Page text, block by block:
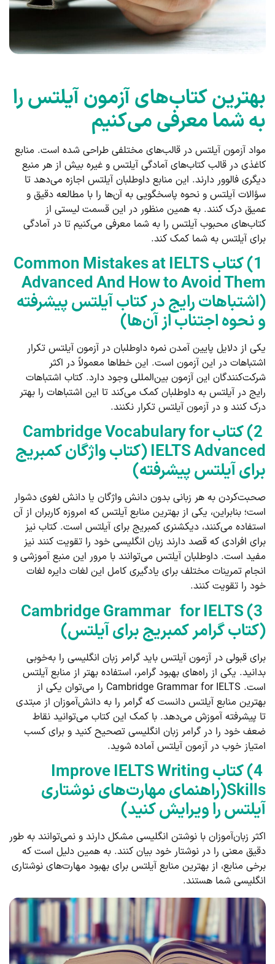
بهترین کتاب‌های آزمون آیلتس را
به شما معرفی می‌کنیم
مواد آزمون آیلتس در قالب‌های مختلفی طراحی شده است. منابع
کاغذی در قالب کتاب‌های آمادگی آیلتس و غیره بیش از هر منبع
دیگری فالوور دارند. این منابع داوطلبان آیلتس اجازه می‌دهد تا
سؤالات آیلتس و نحوه پاسخگویی به آن‌ها را با مطالعه دقیق و
عمیق درک کنند. به همین منظور در این قسمت لیستی از
کتاب‌های محبوب آیلتس را به شما معرفی می‌کنیم تا در آمادگی
برای آیلتس به شما کمک کند.
1) کتاب Common Mistakes at IELTS
Advanced And How to Avoid Them
(اشتباهات رایج در کتاب آیلتس پیشرفته
و نحوه اجتناب از آن‌ها)
یکی از دلایل پایین آمدن نمره داوطلبان در آزمون آیلتس تکرار
اشتباهات در این آزمون است. این خطاها معمولاً در اکثر
شرکت‌کنندگان این آزمون بین‌المللی وجود دارد. کتاب اشتباهات
رایج در آیلتس به داوطلبان کمک می‌کند تا این اشتباهات را بهتر
درک کنند و در آزمون آیلتس تکرار نکنند.
2) کتاب Cambridge Vocabulary for
IELTS Advanced (کتاب واژگان کمبریج
برای آیلتس پیشرفته)
صحبت‌کردن به هر زبانی بدون دانش واژگان یا دانش لغوی دشوار
است؛ بنابراین، یکی از بهترین منابع آیلتس که امروزه کاربران از آن
استفاده می‌کنند، دیکشنری کمبریج برای آیلتس است. کتاب نیز
برای افرادی که قصد دارند زبان انگلیسی خود را تقویت کنند نیز
مفید است. داوطلبان آیلتس می‌توانند با مرور این منبع آموزشی و
انجام تمرینات مختلف برای یادگیری کامل این لغات دایره لغات
خود را تقویت کنند.
3) Cambridge Grammar for IELTS
(کتاب گرامر کمبریج برای آیلتس)
برای قبولی در آزمون آیلتس باید گرامر زبان انگلیسی را به‌خوبی
بدانید. یکی از راه‌های بهبود گرامر، استفاده بهتر از منابع آیلتس
است. Cambridge Grammar for IELTS را می‌توان یکی از
بهترین منابع آیلتس دانست که گرامر را به دانش‌آموزان از مبتدی
تا پیشرفته آموزش می‌دهد. با کمک این کتاب می‌توانید نقاط
ضعف خود را در گرامر زبان انگلیسی تصحیح کنید و برای کسب
امتیاز خوب در آزمون آیلتس آماده شوید.
4) کتاب Improve IELTS Writing
Skills(راهنمای مهارت‌های نوشتاری
آیلتس را ویرایش کنید)
اکثر زبان‌آموزان با نوشتن انگلیسی مشکل دارند و نمی‌توانند به طور
دقیق معنی را در نوشتار خود بیان کنند. به همین دلیل است که
برخی منابع، از بهترین منابع آیلتس برای بهبود مهارت‌های نوشتاری
انگلیسی شما هستند.